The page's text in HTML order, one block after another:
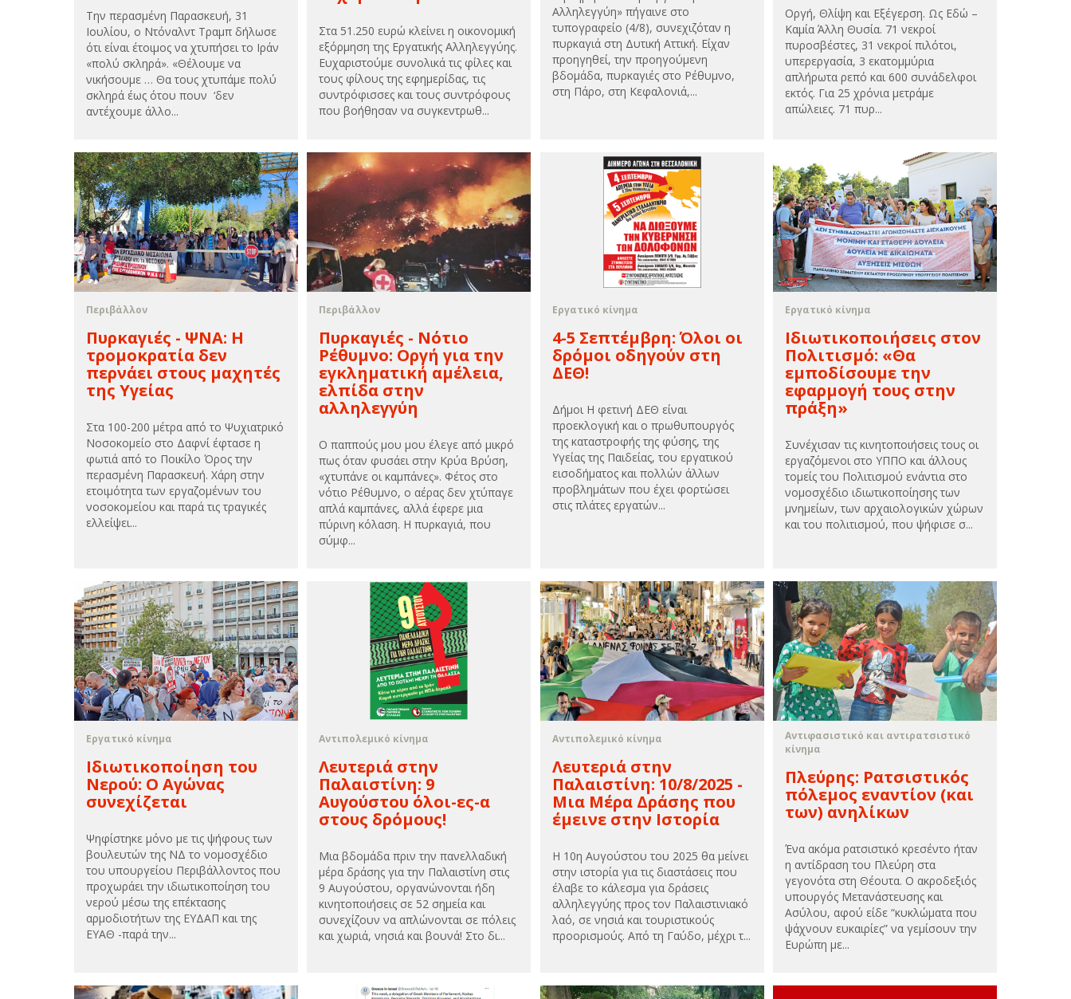
Την περασμένη Παρασκευή, 31
Ιουλίου, ο Ντόναλντ Τραμπ δήλωσε
ότι είναι έτοιμος να χτυπήσει το Ιράν
«πολύ σκληρά». «Θέλουμε να
νικήσουμε … Θα τους χτυπάμε πολύ
σκληρά έως ότου πουν ‘δεν
αντέχουμε άλλο...
Στα 51.250 ευρώ κλείνει η οικονομική
εξόρμηση της Εργατικής Αλληλεγγύης.
Ευχαριστούμε συνολικά τις φίλες και
τους φίλους της εφημερίδας, τις
συντρόφισσες και τους συντρόφους
που βοήθησαν να συγκεντρωθ...
Αλληλεγγύη» πήγαινε στο
τυπογραφείο (4/8), συνεχιζόταν η
πυρκαγιά στη Δυτική Αττική. Είχαν
προηγηθεί, την προηγούμενη
βδομάδα, πυρκαγιές στο Ρέθυμνο,
στη Πάρο, στη Κεφαλονιά,...
Οργή, Θλίψη και Εξέγερση. Ως Εδώ –
Καμία Άλλη Θυσία. 71 νεκροί
πυροσβέστες, 31 νεκροί πιλότοι,
υπερεργασία, 3 εκατομμύρια
απλήρωτα ρεπό και 600 συνάδελφοι
εκτός. Για 25 χρόνια μετράμε
απώλειες. 71 πυρ...
Περιβάλλον
Πυρκαγιές - ΨΝΑ: H
τρομοκρατία δεν
περνάει στους μαχητές
της Υγείας
Στα 100-200 μέτρα από το Ψυχιατρικό
Νοσοκομείο στο Δαφνί έφτασε η
φωτιά από το Ποικίλο Όρος την
περασμένη Παρασκευή. Χάρη στην
ετοιμότητα των εργαζομένων του
νοσοκομείου και παρά τις τραγικές
ελλείψει...
Περιβάλλον
Πυρκαγιές - Νότιο
Ρέθυμνο: Οργή για την
εγκληματική αμέλεια,
ελπίδα στην
αλληλεγγύη
Ο παππούς μου μου έλεγε από μικρό
πως όταν φυσάει στην Κρύα Βρύση,
«χτυπάνε οι καμπάνες». Φέτος στο
νότιο Ρέθυμνο, ο αέρας δεν χτύπαγε
απλά καμπάνες, αλλά έφερε μια
πύρινη κόλαση. Η πυρκαγιά, που
σύμφ...
Εργατικό κίνημα
4-5 Σεπτέμβρη: Όλοι οι
δρόμοι οδηγούν στη
ΔΕΘ!
Δήμοι Η φετινή ΔΕΘ είναι
προεκλογική και ο πρωθυπουργός
της καταστροφής της φύσης, της
Υγείας της Παιδείας, του εργατικού
εισοδήματος και πολλών άλλων
προβλημάτων που έχει φορτώσει
στις πλάτες εργατών...
Εργατικό κίνημα
Ιδιωτικοποιήσεις στον
Πολιτισμό: «Θα
εμποδίσουμε την
εφαρμογή τους στην
πράξη»
Συνέχισαν τις κινητοποιήσεις τους οι
εργαζόμενοι στο ΥΠΠΟ και άλλους
τομείς του Πολιτισμού ενάντια στο
νομοσχέδιο ιδιωτικοποίησης των
μνημείων, των αρχαιολογικών χώρων
και του πολιτισμού, που ψήφισε σ...
Εργατικό κίνημα
Ιδιωτικοποίηση του
Νερού: Ο Αγώνας
συνεχίζεται
Ψηφίστηκε μόνο με τις ψήφους των
βουλευτών της ΝΔ το νομοσχέδιο
του υπουργείου Περιβάλλοντος που
προχωράει την ιδιωτικοποίηση του
νερού μέσω της επέκτασης
αρμοδιοτήτων της ΕΥΔΑΠ και της
ΕΥΑΘ -παρά την...
Αντιπολεμικό κίνημα
Λευτεριά στην
Παλαιστίνη: 9
Αυγούστου όλοι-ες-α
στους δρόμους!
Μια βδομάδα πριν την πανελλαδική
μέρα δράσης για την Παλαιστίνη στις
9 Αυγούστου, οργανώνονται ήδη
κινητοποιήσεις σε 52 σημεία και
συνεχίζουν να απλώνονται σε πόλεις
και χωριά, νησιά και βουνά! Στο δι...
Αντιπολεμικό κίνημα
Λευτεριά στην
Παλαιστίνη: 10/8/2025 -
Μια Μέρα Δράσης που
έμεινε στην Ιστορία
Η 10η Αυγούστου του 2025 θα μείνει
στην ιστορία για τις διαστάσεις που
έλαβε το κάλεσμα για δράσεις
αλληλεγγύης προς τον Παλαιστινιακό
λαό, σε νησιά και τουριστικούς
προορισμούς. Από τη Γαύδο, μέχρι τ...
Αντιφασιστικό και αντιρατσιστικό
κίνημα
Πλεύρης: Ρατσιστικός
πόλεμος εναντίον (και
των) ανηλίκων
Ένα ακόμα ρατσιστικό κρεσέντο ήταν
η αντίδραση του Πλεύρη στα
γεγονότα στη Θέουτα. Ο ακροδεξιός
υπουργός Μετανάστευσης και
Ασύλου, αφού είδε “κυκλώματα που
ψάχνουν ευκαιρίες” να γεμίσουν την
Ευρώπη με...